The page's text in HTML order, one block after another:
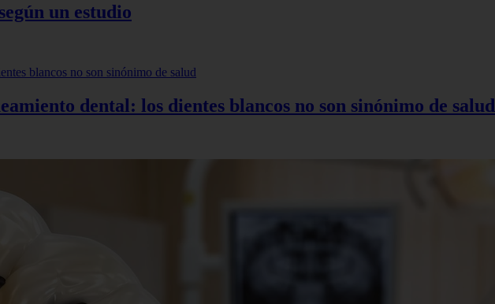
un estudio
dental: los dientes blancos no son sinónimo de salud